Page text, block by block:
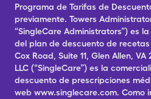
Programa de Tarifas de
previamente. Towers
“SingleCare Administrators”) es
del plan de descuento de
Cox Road, Suite 11, Glen Allen,
LLC (“SingleCare”) es la
descuento de prescripciones
web www.singlecare.com. Como